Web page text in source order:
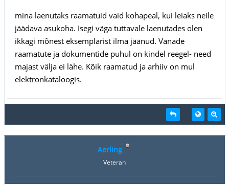
mina laenutaks raamatuid vaid kohapeal, kui leiaks neile
jäädava asukoha. Isegi väga tuttavale laenutades olen
ikkagi mõnest eksemplarist ilma jäänud. Vanade
raamatute ja dokumentide puhul on kindel reegel- need
majast välja ei lähe. Kõik raamatud ja arhiiv on mul
elektronkataloogis.
Aerling
Veteran